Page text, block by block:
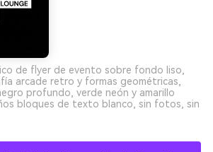
de flyer de evento sobre fondo liso,
arcade retro y formas geométricas,
profundo, verde neón y amarillo
bloques de texto blanco, sin fotos, sin